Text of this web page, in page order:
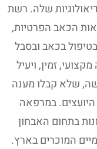
שלה. רשת
הכאב הפרטיות,
בכאב ובסבל
זמין, ויעיל
שלא קבלו מענה
במרפאה
בתחום האבחון
המוכרים בארץ.